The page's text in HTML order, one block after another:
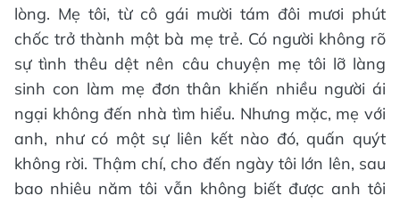
lòng. Mẹ tôi, từ cô gái mười tám đôi mươi phút
chốc trở thành một bà mẹ trẻ. Có người không rõ
sự tình thêu dệt nên câu chuyện mẹ tôi lỡ làng
sinh con làm mẹ đơn thân khiến nhiều người ái
ngại không đến nhà tìm hiểu. Nhưng mặc, mẹ với
anh, như có một sự liên kết nào đó, quấn quýt
không rời. Thậm chí, cho đến ngày tôi lớn lên, sau
bao nhiêu năm tôi vẫn không biết được anh tôi